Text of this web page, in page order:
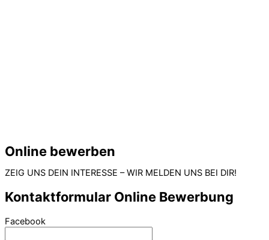
Online bewerben
ZEIG UNS DEIN INTERESSE – WIR MELDEN UNS BEI DIR!
Kontaktformular Online Bewerbung
Facebook